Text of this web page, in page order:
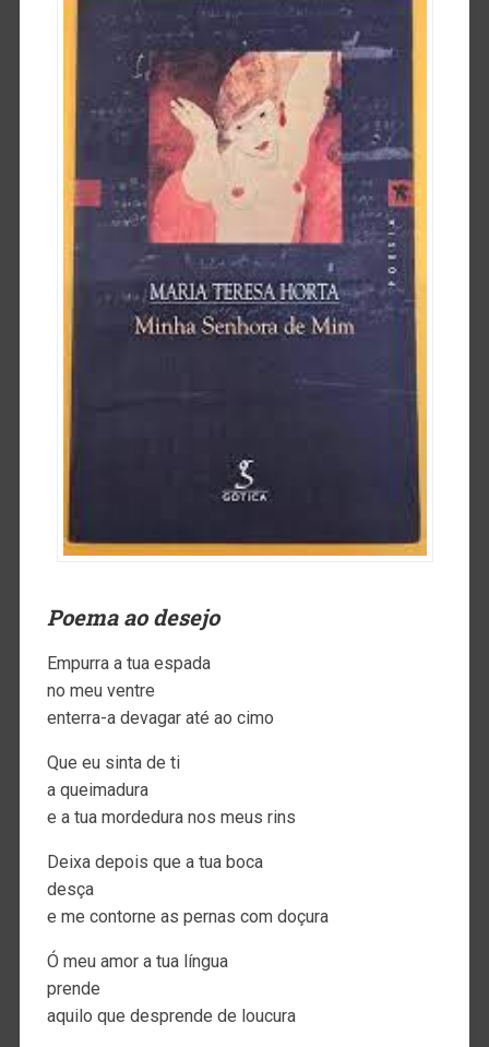
Poema ao desejo
Empurra a tua espada
no meu ventre
enterra-a devagar até ao cimo
Que eu sinta de ti
a queimadura
e a tua mordedura nos meus rins
Deixa depois que a tua boca
desça
e me contorne as pernas com doçura
Ó meu amor a tua língua
prende
aquilo que desprende de loucura